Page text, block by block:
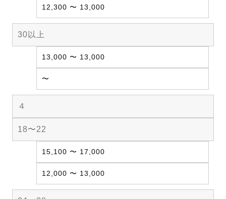
12,300 〜 13,000
30以上
13,000 〜 13,000
〜
４
18〜22
15,100 〜 17,000
12,000 〜 13,000